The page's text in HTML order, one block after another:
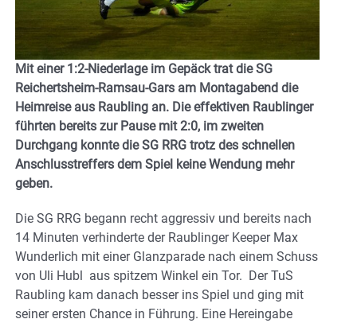
Mit einer 1:2-Niederlage im Gepäck trat die SG
Reichertsheim-Ramsau-Gars am Montagabend die
Heimreise aus Raubling an. Die effektiven Raublinger
führten bereits zur Pause mit 2:0, im zweiten
Durchgang konnte die SG RRG trotz des schnellen
Anschlusstreffers dem Spiel keine Wendung mehr
geben.
Die SG RRG begann recht aggressiv und bereits nach
14 Minuten verhinderte der Raublinger Keeper Max
Wunderlich mit einer Glanzparade nach einem Schuss
von Uli Hubl aus spitzem Winkel ein Tor. Der TuS
Raubling kam danach besser ins Spiel und ging mit
seiner ersten Chance in Führung. Eine Hereingabe